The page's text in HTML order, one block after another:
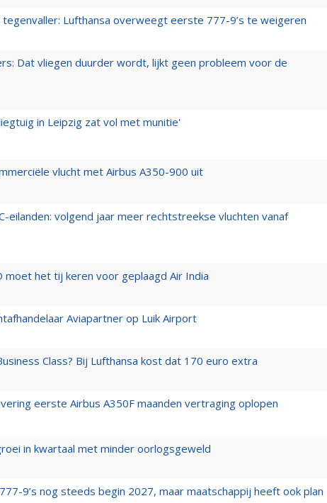
Lufthansa overweegt eerste 777-9’s te weigeren
Dat vliegen duurder wordt, lijkt geen probleem voor de
in Leipzig zat vol met munitie'
vlucht met Airbus A350-900 uit
eilanden: volgend jaar meer rechtstreekse vluchten vanaf
moet het tij keren voor geplaagd Air India
Aviapartner op Luik Airport
Class? Bij Lufthansa kost dat 170 euro extra
eerste Airbus A350F maanden vertraging oplopen
in kwartaal met minder oorlogsgeweld
9’s nog steeds begin 2027, maar maatschappij heeft ook plan